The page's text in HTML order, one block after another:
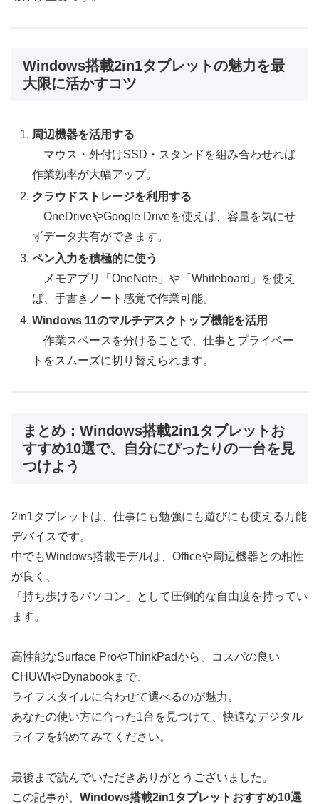
Windows搭載2in1タブレットの魅力を最
大限に活かすコツ
周辺機器を活用する
マウス・外付けSSD・スタンドを組み合わせれば
作業効率が大幅アップ。
クラウドストレージを利用する
OneDriveやGoogle Driveを使えば、容量を気にせ
ずデータ共有ができます。
ペン入力を積極的に使う
メモアプリ「OneNote」や「Whiteboard」を使え
ば、手書きノート感覚で作業可能。
Windows 11のマルチデスクトップ機能を活用
作業スペースを分けることで、仕事とプライベー
トをスムーズに切り替えられます。
まとめ：Windows搭載2in1タブレットお
すすめ10選で、自分にぴったりの一台を見
つけよう
2in1タブレットは、仕事にも勉強にも遊びにも使える万能
デバイスです。
中でもWindows搭載モデルは、Officeや周辺機器との相性
が良く、
「持ち歩けるパソコン」として圧倒的な自由度を持ってい
ます。
高性能なSurface ProやThinkPadから、コスパの良い
CHUWIやDynabookまで、
ライフスタイルに合わせて選べるのが魅力。
あなたの使い方に合った1台を見つけて、快適なデジタル
ライフを始めてみてください。
最後まで読んでいただきありがとうございました。
この記事が、 Windows搭載2in1タブレットおすすめ10選